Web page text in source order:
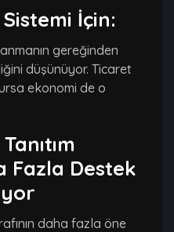
İçin:
gereğinden
düşünüyor. Ticaret
ekonomi de o
Fazla Destek
daha fazla öne